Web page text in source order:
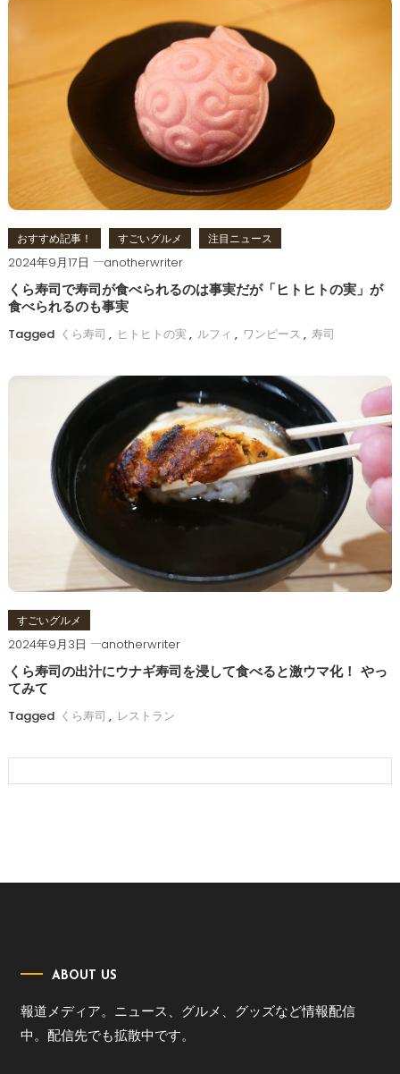
おすすめ記事！ すごいグルメ 注目ニュース
2024年9月17日 anotherwriter
くら寿司で寿司が食べられるのは事実だが「ヒトヒトの実」が
食べられるのも事実
Tagged くら寿司 , ヒトヒトの実 , ルフィ , ワンピース , 寿司
すごいグルメ
2024年9月3日 anotherwriter
くら寿司の出汁にウナギ寿司を浸して食べると激ウマ化！ やっ
てみて
Tagged くら寿司 , レストラン
ABOUT US
報道メディア。ニュース、グルメ、グッズなど情報配信
中。配信先でも拡散中です。